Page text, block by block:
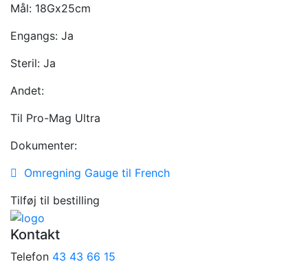
Mål: 18Gx25cm
Engangs: Ja
Steril: Ja
Andet:
Til Pro-Mag Ultra
Dokumenter:
Omregning Gauge til French
Tilføj til bestilling
Kontakt
Telefon 43 43 66 15